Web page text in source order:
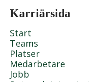
Karriärsida
Start
Teams
Platser
Medarbetare
Jobb